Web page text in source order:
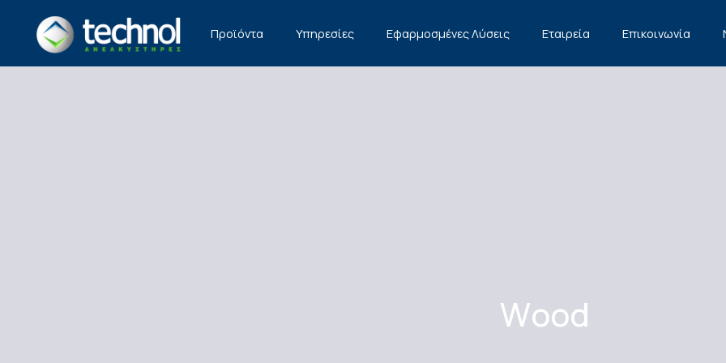
TECHNOL
Προϊόντα Υπηρεσίες Εφαρμοσμένες Λύσεις Εταιρεία Επικοινωνία
Wood